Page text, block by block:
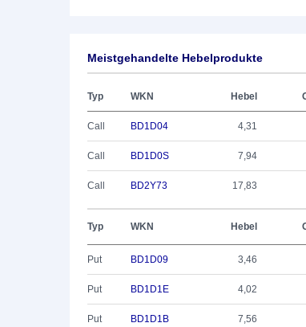
Meistgehandelte Hebelprodukte
Typ WKN Hebel
Call BD1D04 4,31
Call BD1D0S 7,94
Call BD2Y73 17,83
Typ WKN Hebel
Put BD1D09 3,46
Put BD1D1E 4,02
Put BD1D1B 7,56